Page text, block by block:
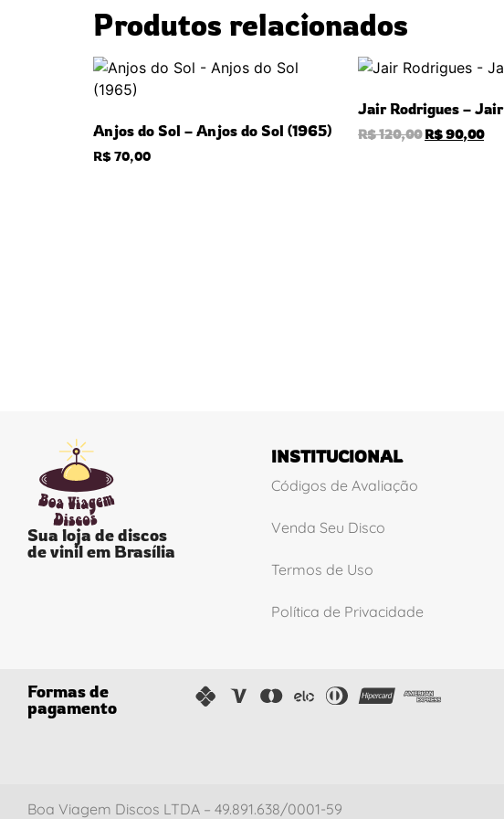
Produtos relacionados
Anjos do Sol – Anjos do Sol (1965)
R$70,00
Jair Rodrigues – Jair
R$120,00R$90,00
Sua loja de discos
de vinil em Brasília
INSTITUCIONAL
Códigos de Avaliação
Venda Seu Disco
Termos de Uso
Política de Privacidade
Formas de
pagamento
Boa Viagem Discos LTDA – 49.891.638/0001-59